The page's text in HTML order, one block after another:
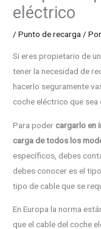
eléctrico
/Punto de recarga/
Si eres propietario de
tener la necesidad de
hacerlo seguramente
coche eléctrico que
Para poder cargarlo en
carga de todos los
específicos, debes
debes conocer es el
tipo de cable que se
En Europa la norma
que el cable del coche